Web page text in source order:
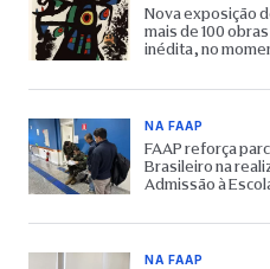
Nova exposição
mais de 100
inédita, no
NA FAAP
FAAP reforça
Brasileiro na
Admissão à
NA FAAP